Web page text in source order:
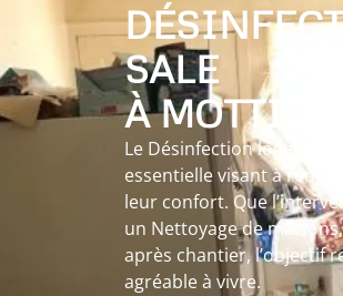
SALE
À MOTTIER
Le Désinfection
essentielle visant à
leur confort. Que
un Nettoyage de
après chantier, l’objectif
agréable à vivre.